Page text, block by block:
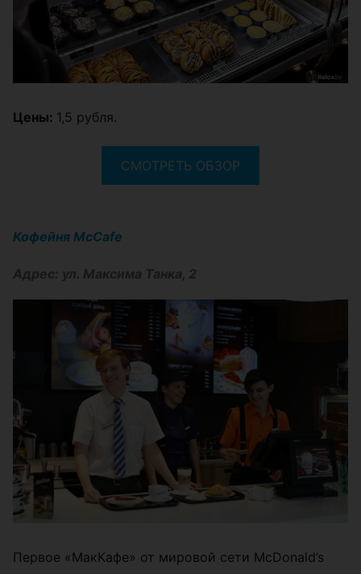
Цены: 1,5 рубля.
СМОТРЕТЬ ОБЗОР
Кофейня McCafe
Адрес: ул. Максима Танка, 2
Первое «МакКафе» от мировой сети McDonald’s